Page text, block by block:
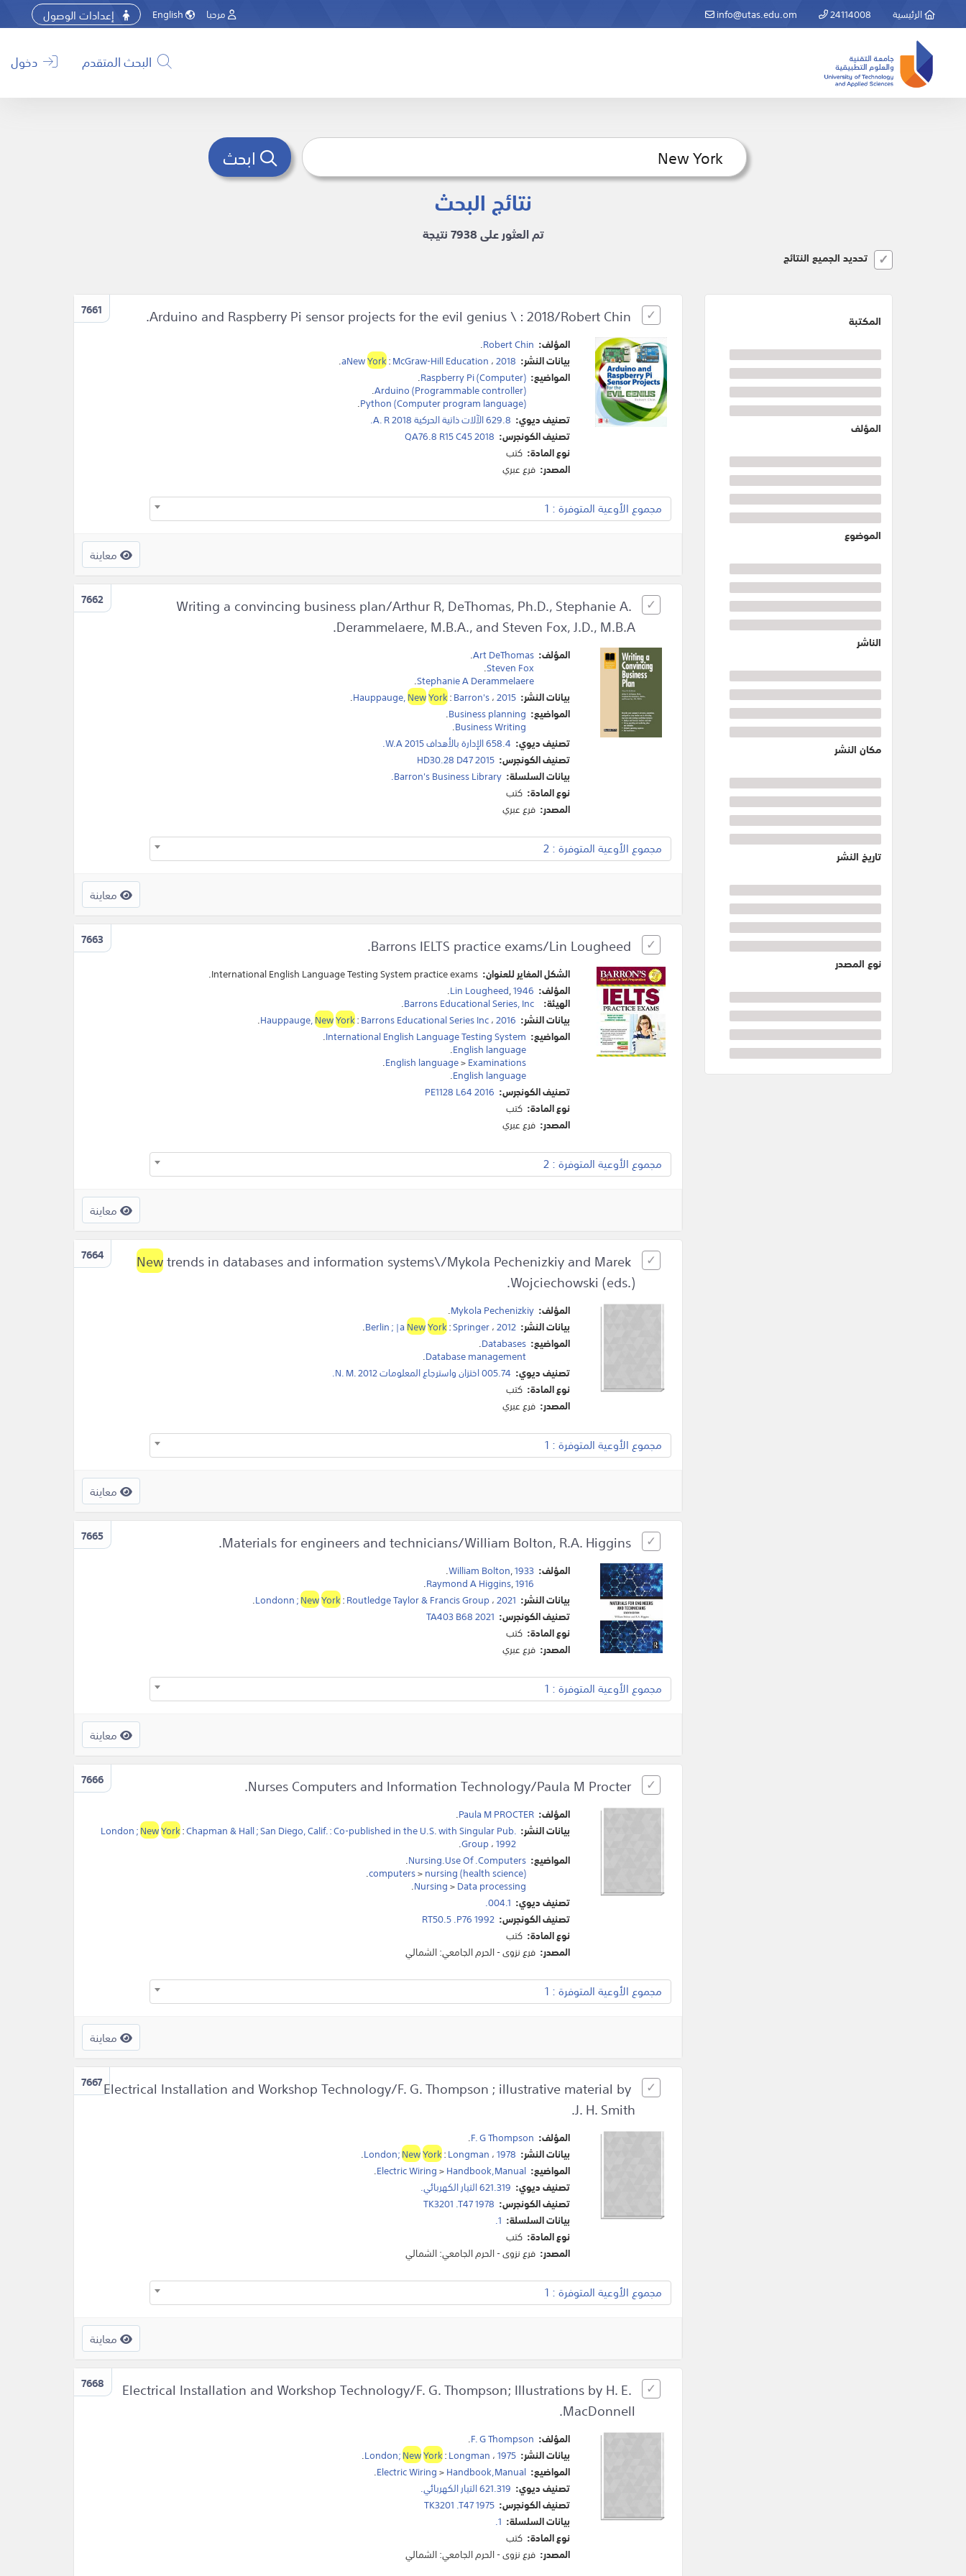
الرئيسية 24114008
info@utas.edu.om إعدادات الوصول مرحبا
البحث المتقدم دخول
نتائج البحث
تم العثور على 7938 نتيجة
تحديد الجميع النتائج
المكتبة
المؤلف
الموضوع
الناشر
مكان النشر
تاريخ النشر
نوع المصدر
7661
المؤلف: Robert Chin
.
بيانات النشر:
aNewYork:McGraw-Hill Education ،2018
.
المواضيع: Raspberry Pi (Computer)
.
Arduino (Programmable controller)
.
Python (Computer program language)
.
تصنيف ديوي: 629.8 الآلات ذاتية الحركية A. R 2018.
تصنيف الكونجرس: QA76.8 R15 C45 2018
نوع المادة: كتب
المصدر: فرع عبري
مجموع الأوعية المتوفرة : 1
معاينة
7662
Writing a convincing business plan/Arthur R, DeThomas, Ph.D., Stephanie A.
Derammelaere, M.B.A., and Steven Fox, J.D., M.B.A.
المؤلف: Art DeThomas
.
Steven Fox
.
Stephanie A Derammelaere
.
بيانات النشر:
Hauppauge,NewYork:Barron's،2015
.
المواضيع: Business planning
.
Business Writing
.
تصنيف ديوي: 658.4 الإدارة بالأهداف W.A 2015.
تصنيف الكونجرس: HD30.28 D47 2015
بيانات السلسلة: Barron's Business Library.
نوع المادة: كتب
المصدر: فرع عبري
مجموع الأوعية المتوفرة : 2
معاينة
7663
الشكل المغاير للعنوان: International English Language Testing System practice exams.
المؤلف:
Lin Lougheed,1946
.
الهيئة: Barrons Educational Series, Inc
.
بيانات النشر:
Hauppauge,NewYork:Barrons Educational Series Inc،2016
.
المواضيع: International English Language Testing System
.
English language
.
English language>Examinations
.
English language
.
تصنيف الكونجرس: PE1128 L64 2016
نوع المادة: كتب
المصدر: فرع عبري
مجموع الأوعية المتوفرة : 2
معاينة
7664 Newtrends in databases and information systems\/Mykola Pechenizkiy and Marek
Wojciechowski (eds.).
المؤلف: Mykola Pechenizkiy
.
بيانات النشر:
Berlin ; |aNewYork:Springer،2012
.
المواضيع: Databases
.
Database management
.
تصنيف ديوي: 005.74 اختزان واسترجاع المعلومات N. M. 2012.
نوع المادة: كتب
المصدر: فرع عبري
مجموع الأوعية المتوفرة : 1
معاينة
7665 Materials for engineers and technicians/William Bolton, R.A. Higgins.
المؤلف: William Bolton,1933
.
Raymond A Higgins,1916
.
بيانات النشر:
Londonn ;NewYork:Routledge Taylor & Francis Group،2021
.
تصنيف الكونجرس: TA403 B68 2021
نوع المادة: كتب
المصدر: فرع عبري
مجموع الأوعية المتوفرة : 1
معاينة
7666 Nurses Computers and Information Technology/Paula M Procter.
المؤلف: Paula M PROCTER
.
بيانات النشر:
London ;NewYork:Chapman & Hall ; San Diego, Calif. : Co-published in the U.S. with Singular Pub.
Group،1992
.
المواضيع: Nursing.Use Of .Computers
.
computers>nursing (health science)
.
Nursing>Data processing
.
تصنيف ديوي: 004.1.
تصنيف الكونجرس: RT50.5 .P76 1992
نوع المادة: كتب
المصدر: فرع نزوى - الحرم الجامعي: الشمالي
مجموع الأوعية المتوفرة : 1
معاينة
7667Electrical Installation and Workshop Technology/F. G. Thompson ; illustrative material by
J. H. Smith.
المؤلف: F. G Thompson
.
بيانات النشر:
London;NewYork:Longman ،1978
.
المواضيع:
Electric Wiring>Handbook,Manual
.
تصنيف ديوي: 621.319 التيار الكهربائي.
تصنيف الكونجرس: TK3201 .T47 1978
بيانات السلسلة: 1.
نوع المادة: كتب
المصدر: فرع نزوى - الحرم الجامعي: الشمالي
مجموع الأوعية المتوفرة : 1
معاينة
7668
Electrical Installation and Workshop Technology/F. G. Thompson; Illustrations by H. E.
MacDonnell.
المؤلف: F. G Thompson
.
بيانات النشر:
London;NewYork:Longman ،1975
.
المواضيع:
Electric Wiring>Handbook,Manual
.
تصنيف ديوي: 621.319 التيار الكهربائي.
تصنيف الكونجرس: TK3201 .T47 1975
بيانات السلسلة: 1.
نوع المادة: كتب
المصدر: فرع نزوى - الحرم الجامعي: الشمالي